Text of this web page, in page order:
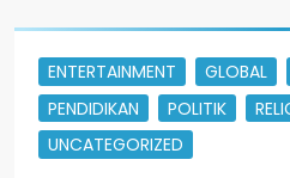
ENTERTAINMENT GLOBAL
PENDIDIKAN
POLITIK
UNCATEGORIZED